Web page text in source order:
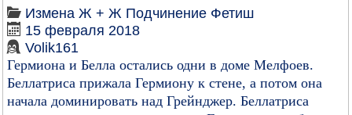
Измена Ж + Ж Подчинение Фетиш
15 февраля 2018
Volik161
Гермиона и Белла остались одни в доме Мелфоев.
Беллатриса прижала Гермиону к стене, а потом она
начала доминировать над Грейнджер. Беллатриса